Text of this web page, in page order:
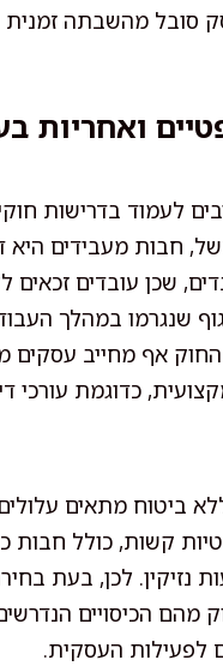
סובל מהשבתה זמנית
ואחריות
לעמוד בדרישות
חבות מעבידים היא
שכן עובדים זכאים
גוף שנגרמו במהלך
אף מחייב עסקים
כדוגמת עורכי
ביטוח מתאים
קשות, כולל חבות
נזיקין. לכן, בעת
מהם הכיסויים
לפעילות העסקית.